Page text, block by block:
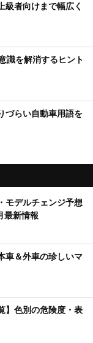
級者向けまで幅広く
識を解消するヒント
づらい自動車用語を
モデルチェンジ予想
最新情報
車＆外車の珍しいマ
】色別の危険度・表